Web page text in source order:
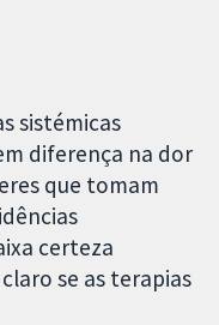
sistémicas
diferença na dor
que tomam
certeza
se as terapias